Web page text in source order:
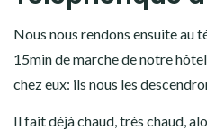
Nous nous rendons ensuite au
15min de marche de notre
chez eux: ils nous les
Il fait déjà chaud, très chaud,